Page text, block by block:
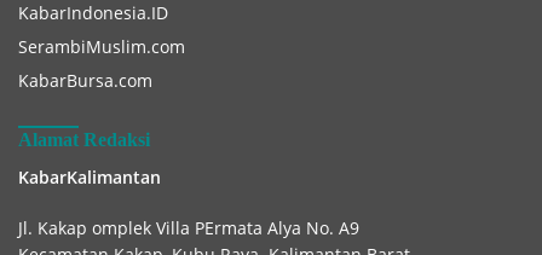
KabarIndonesia.ID
SerambiMuslim.com
KabarBursa.com
Alamat Redaksi
KabarKalimantan
Jl. Kakap omplek Villa PErmata Alya No. A9